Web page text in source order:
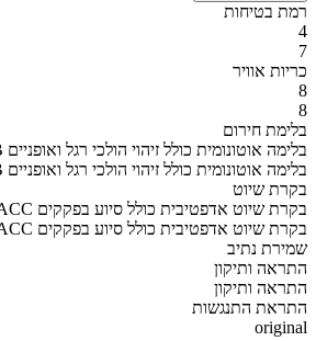
רמת בטיחות
4
7
כריות אוויר
8
8
בלימת חירום
AEB בלימה אוטונומית כולל זיהוי הולכי רגל ואופניים
AEB בלימה אוטונומית כולל זיהוי הולכי רגל ואופניים
בקרת שיוט
ACC בקרת שיוט אדפטיבית כולל סיוע בפקקים
ACC בקרת שיוט אדפטיבית כולל סיוע בפקקים
שמירת נתיב
התראה ותיקון
התראה ותיקון
התראת התנגשות
original